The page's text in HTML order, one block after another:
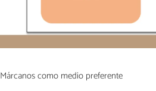
Márcanos como medio preferente